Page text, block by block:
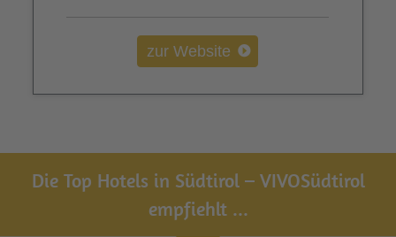
zur Website
Die Top Hotels in Südtirol – VIVOSüdtirol
empfiehlt ...